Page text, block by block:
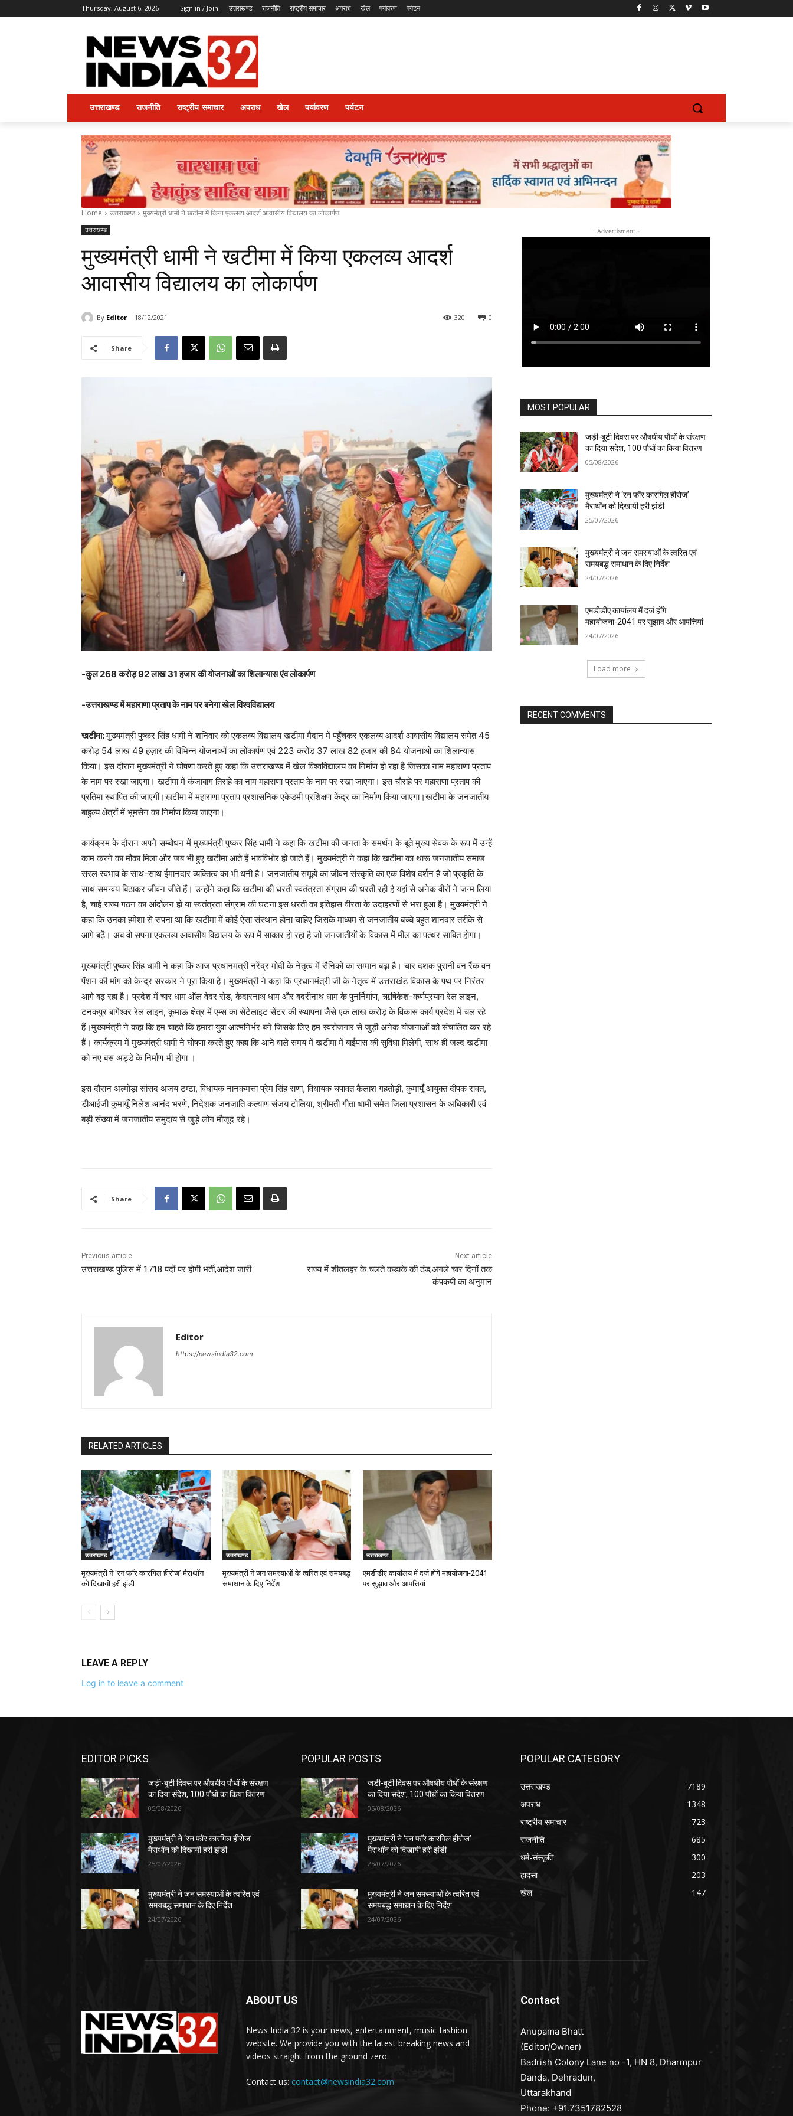
Thursday, August 6, 2026 Sign in / Join उत्तराखण्ड राजनीति राष्ट्रीय समाचार अपराध खेल पर्यावरण पर्यटन
उत्तराखण्ड राजनीति राष्ट्रीय समाचार अपराध खेल पर्यावरण पर्यटन
Home उत्तराखण्ड मुख्यमंत्री धामी ने खटीमा में किया एकलव्य आदर्श आवासीय विद्यालय का लोकार्पण
उत्तराखण्ड
मुख्यमंत्री धामी ने खटीमा में किया एकलव्य आदर्श
आवासीय विद्यालय का लोकार्पण
By Editor 18/12/2021 0
320
Share
-कुल 268 करोड़ 92 लाख 31 हजार की योजनाओं का शिलान्यास एंव लोकार्पण
-उत्तराखण्ड में महाराणा प्रताप के नाम पर बनेगा खेल विश्वविद्यालय
खटीमा:मुख्यमंत्री पुष्कर सिंह धामी ने शनिवार को एकलव्य विद्यालय खटीमा मैदान में पहुँचकर एकलव्य आदर्श आवासीय विद्यालय समेत 45
करोड़ 54 लाख 49 हज़ार की विभिन्न योजनाओं का लोकार्पण एवं 223 करोड़ 37 लाख 82 हजार की 84 योजनाओं का शिलान्यास
किया। इस दौरान मुख्यमंत्री ने घोषणा करते हुए कहा कि उत्तराखण्ड में खेल विश्वविद्यालय का निर्माण हो रहा है जिसका नाम महाराणा प्रताप
के नाम पर रखा जाएगा। खटीमा में कंजाबाग तिराहे का नाम महाराणा प्रताप के नाम पर रखा जाएगा। इस चौराहे पर महाराणा प्रताप की
प्रतिमा स्थापित की जाएगी।खटीमा में महाराणा प्रताप प्रशासनिक एकेडमी प्रशिक्षण केंद्र का निर्माण किया जाएगा।खटीमा के जनजातीय
बाहुल्य क्षेत्रों में भूमसेन का निर्माण किया जाएगा।
कार्यक्रम के दौरान अपने सम्बोधन में मुख्यमंत्री पुष्कर सिंह धामी ने कहा कि खटीमा की जनता के समर्थन के बूते मुख्य सेवक के रूप में उन्हें
काम करने का मौका मिला और जब भी हुए खटीमा आते हैं भावविभोर हो जाते हैं। मुख्यमंत्री ने कहा कि खटीमा का थारू जनजातीय समाज
सरल स्वभाव के साथ-साथ ईमानदार व्यक्तित्व का भी धनी है। जनजातीय समूहों का जीवन संस्कृति का एक विशेष दर्शन है जो प्रकृति के
साथ समन्वय बिठाकर जीवन जीते हैं। उन्होंने कहा कि खटीमा की धरती स्वतंत्रता संग्राम की धरती रही है यहां से अनेक वीरों ने जन्म लिया
है, चाहे राज्य गठन का आंदोलन हो या स्वतंत्रता संग्राम की घटना इस धरती का इतिहास वीरता के उदाहरणों से भरा हुआ है। मुख्यमंत्री ने
कहा कि उनका हमेशा से सपना था कि खटीमा में कोई ऐसा संस्थान होना चाहिए जिसके माध्यम से जनजातीय बच्चे बहुत शानदार तरीके से
आगे बढ़ें। अब वो सपना एकलव्य आवासीय विद्यालय के रूप में साकार हो रहा है जो जनजातीयों के विकास में मील का पत्थर साबित होगा।
मुख्यमंत्री पुष्कर सिंह धामी ने कहा कि आज प्रधानमंत्री नरेंद्र मोदी के नेतृत्व में सैनिकों का सम्मान बढ़ा है। चार दशक पुरानी वन रैंक वन
पेंशन की मांग को केन्द्र सरकार ने पूरा किया है। मुख्यमंत्री ने कहा कि प्रधानमंत्री जी के नेतृत्व में उत्तराखंड विकास के पथ पर निरंतर
आगे बढ़ रहा है। प्रदेश में चार धाम ऑल वेदर रोड, केदारनाथ धाम और बदरीनाथ धाम के पुनर्निर्माण, ऋषिकेश-कर्णप्रयाग रेल लाइन,
टनकपुर बागेश्वर रेल लाइन, कुमाऊं क्षेत्र में एम्स का सेटेलाइट सेंटर की स्थापना जैसे एक लाख करोड़ के विकास कार्य प्रदेश में चल रहे
हैं।मुख्यमंत्री ने कहा कि हम चाहते कि हमारा युवा आत्मनिर्भर बने जिसके लिए हम स्वरोजगार से जुड़ी अनेक योजनाओं को संचालित कर रहे
हैं। कार्यक्रम में मुख्यमंत्री धामी ने घोषणा करते हुए कहा कि आने वाले समय में खटीमा में बाईपास की सुविधा मिलेगी, साथ ही जल्द खटीमा
को नए बस अड्डे के निर्माण भी होगा ।
इस दौरान अल्मोड़ा सांसद अजय टम्टा, विधायक नानकमत्ता प्रेम सिंह राणा, विधायक चंपावत कैलाश गहतोड़ी, कुमायूँ आयुक्त दीपक रावत,
डीआईजी कुमायूँ निलेश आनंद भरणे, निदेशक जनजाति कल्याण संजय टोलिया, श्रीमती गीता धामी समेत जिला प्रशासन के अधिकारी एवं
बड़ी संख्या में जनजातीय समुदाय से जुड़े लोग मौजूद रहे।
Share
Previous article
उत्तराखण्ड पुलिस में 1718 पदों पर होगी भर्ती,आदेश जारी
Next article
राज्य में शीतलहर के चलते कड़ाके की ठंड,अगले चार दिनों तक
कंपकपी का अनुमान
Editor
https://newsindia32.com
RELATED ARTICLES
उत्तराखण्ड
मुख्यमंत्री ने ‘रन फॉर कारगिल हीरोज’ मैराथॉन
को दिखायी हरी झंडी
उत्तराखण्ड
मुख्यमंत्री ने जन समस्याओं के त्वरित एवं समयबद्ध
समाधान के दिए निर्देश
उत्तराखण्ड
एमडीडीए कार्यालय में दर्ज होंगे महायोजना-2041
पर सुझाव और आपत्तियां
LEAVE A REPLY
Log in to leave a comment
- Advertisment -
MOST POPULAR
जड़ी-बूटी दिवस पर औषधीय पौधों के संरक्षण
का दिया संदेश, 100 पौधों का किया वितरण
05/08/2026
मुख्यमंत्री ने ‘रन फॉर कारगिल हीरोज’
मैराथॉन को दिखायी हरी झंडी
25/07/2026
मुख्यमंत्री ने जन समस्याओं के त्वरित एवं
समयबद्ध समाधान के दिए निर्देश
24/07/2026
एमडीडीए कार्यालय में दर्ज होंगे
महायोजना-2041 पर सुझाव और आपत्तियां
24/07/2026
Load more
RECENT COMMENTS
EDITOR PICKS
जड़ी-बूटी दिवस पर औषधीय पौधों के संरक्षण
का दिया संदेश, 100 पौधों का किया वितरण
05/08/2026
मुख्यमंत्री ने ‘रन फॉर कारगिल हीरोज’
मैराथॉन को दिखायी हरी झंडी
25/07/2026
मुख्यमंत्री ने जन समस्याओं के त्वरित एवं
समयबद्ध समाधान के दिए निर्देश
24/07/2026
POPULAR POSTS
जड़ी-बूटी दिवस पर औषधीय पौधों के संरक्षण
का दिया संदेश, 100 पौधों का किया वितरण
05/08/2026
मुख्यमंत्री ने ‘रन फॉर कारगिल हीरोज’
मैराथॉन को दिखायी हरी झंडी
25/07/2026
मुख्यमंत्री ने जन समस्याओं के त्वरित एवं
समयबद्ध समाधान के दिए निर्देश
24/07/2026
POPULAR CATEGORY
उत्तराखण्ड
7189
अपराध
1348
राष्ट्रीय समाचार
723
राजनीति
685
धर्म-संस्कृति
300
हादसा
203
खेल
147
ABOUT US
News India 32 is your news, entertainment, music fashion
website. We provide you with the latest breaking news and
videos straight from the ground zero.
Contact us: contact@newsindia32.com
Contact
Anupama Bhatt
(Editor/Owner)
Badrish Colony Lane no -1, HN 8, Dharmpur
Danda, Dehradun,
Uttarakhand
Phone: +91.7351782528